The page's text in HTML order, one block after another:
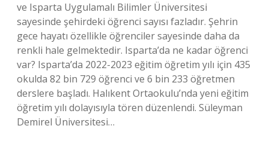
ve Isparta Uygulamalı Bilimler Üniversitesi
sayesinde şehirdeki öğrenci sayısı fazladır. Şehrin
gece hayatı özellikle öğrenciler sayesinde daha da
renkli hale gelmektedir. Isparta’da ne kadar öğrenci
var? Isparta’da 2022-2023 eğitim öğretim yılı için 435
okulda 82 bin 729 öğrenci ve 6 bin 233 öğretmen
derslere başladı. Halıkent Ortaokulu’nda yeni eğitim
öğretim yılı dolayısıyla tören düzenlendi. Süleyman
Demirel Üniversitesi…